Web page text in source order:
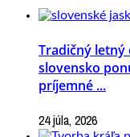
Tradičný letný
slovensko
príjemné ...
24 júla, 2026